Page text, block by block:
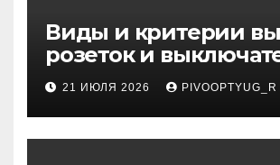
Виды и критерии
розеток и
21 ИЮЛЯ 2026 PIVOOPTYUG_R